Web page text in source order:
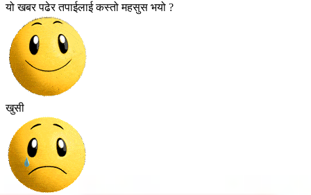
यो खबर पढेर तपाईलाई कस्तो महसुस भयो ?
खुसी